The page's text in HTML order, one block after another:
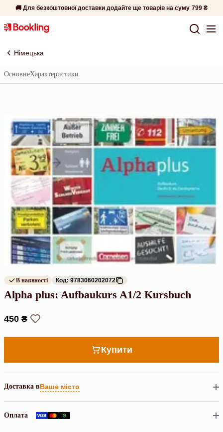
🚚 Для безкоштовної доставки додайте ще товарів на суму 799 ₴
Німецька
ОсновнеХарактеристики
В наявності Код: 9783060202072
Alpha plus: Aufbaukurs A1/2 Kursbuch
450 ₴
Купити
Доставка вВаше місто
Оплата